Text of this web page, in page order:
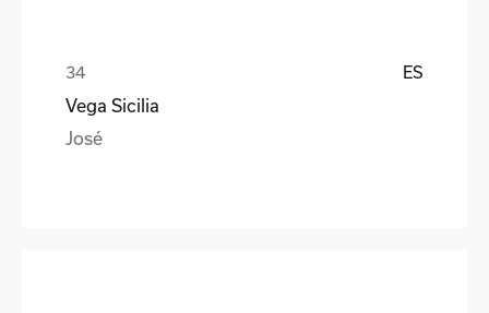
ES
Vega Sicilia
José